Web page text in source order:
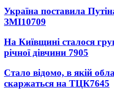
Україна поставила
ЗМІ10709
На Київщині сталося
річної дівчини 7905
Стало відомо, в якій
скаржаться на ТЦК7645